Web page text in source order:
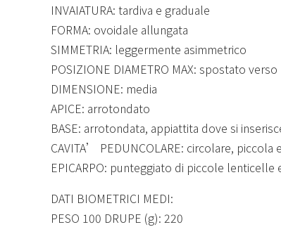
INVAIATURA: tardiva e graduale
FORMA: ovoidale allungata
SIMMETRIA: leggermente asimmetrico
POSIZIONE DIAMETRO MAX: spostato
DIMENSIONE: media
APICE: arrotondato
BASE: arrotondata, appiattita dove si
CAVITA’ PEDUNCOLARE: circolare, piccola
EPICARPO: punteggiato di piccole lenticelle
DATI BIOMETRICI MEDI:
PESO 100 DRUPE (g): 220